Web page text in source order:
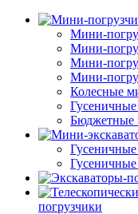
Мини-
Мини-
Мини-
Мини-
Колесные
Бюджетные
погрузчики